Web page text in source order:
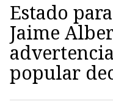
Estado
Jaime
popular